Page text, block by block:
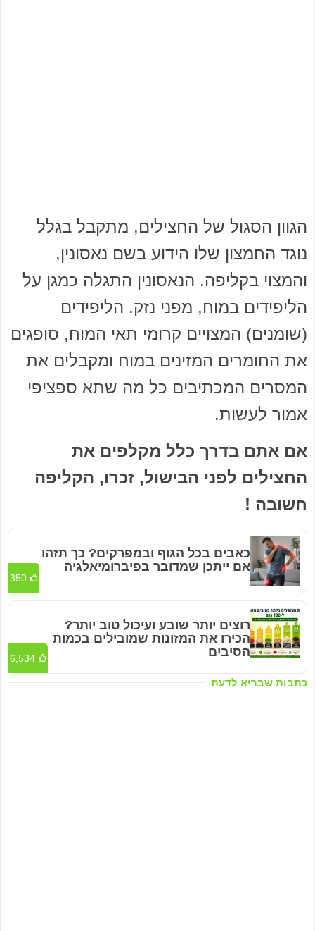
הגוון הסגול של החצילים, מתקבל בגלל
נוגד החמצון שלו הידוע בשם נאסונין,
והמצוי בקליפה. הנאסונין התגלה כמגן על
הליפידים במוח, מפני נזק. הליפידים
(שומנים) המצויים קרומי תאי המוח, סופגים
את החומרים המזינים במוח ומקבלים את
המסרים המכתיבים כל מה שתא ספציפי
אמור לעשות.
אם אתם בדרך כלל מקלפים את
החצילים לפני הבישול, זכרו, הקליפה
חשובה !
כתבות שבריא לדעת
כאבים בכל הגוף ובמפרקים? כך תזהו
אם ייתכן שמדובר בפיברומיאלגיה
350
רוצים יותר שובע ועיכול טוב יותר?
הכירו את המזונות שמובילים בכמות
הסיבים
6,534